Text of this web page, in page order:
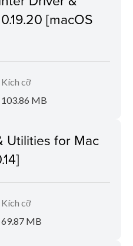
[macOS
Kích cỡ
103.86 MB
Utilities for Mac
Kích cỡ
69.87 MB